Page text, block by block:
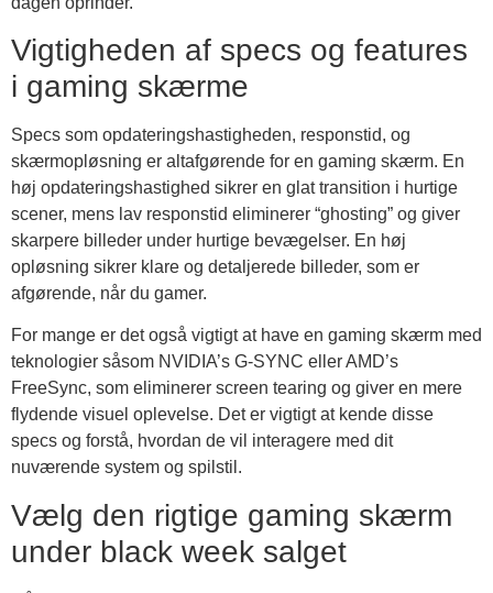
Vigtigheden af specs og features
i gaming skærme
Specs som opdateringshastigheden, responstid, og
skærmopløsning er altafgørende for en gaming skærm. En
høj opdateringshastighed sikrer en glat transition i hurtige
scener, mens lav responstid eliminerer “ghosting” og giver
skarpere billeder under hurtige bevægelser. En høj
opløsning sikrer klare og detaljerede billeder, som er
afgørende, når du gamer.
For mange er det også vigtigt at have en gaming skærm med
teknologier såsom NVIDIA’s G-SYNC eller AMD’s
FreeSync, som eliminerer screen tearing og giver en mere
flydende visuel oplevelse. Det er vigtigt at kende disse
specs og forstå, hvordan de vil interagere med dit
nuværende system og spilstil.
Vælg den rigtige gaming skærm
under black week salget